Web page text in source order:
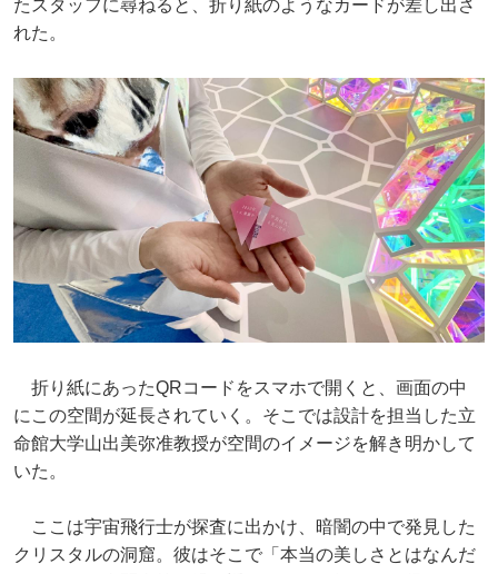
たスタッフに尋ねると、折り紙のようなカードが差し出さ
れた。
折り紙にあったQRコードをスマホで開くと、画面の中
にこの空間が延長されていく。そこでは設計を担当した立
命館大学山出美弥准教授が空間のイメージを解き明かして
いた。
ここは宇宙飛行士が探査に出かけ、暗闇の中で発見した
クリスタルの洞窟。彼はそこで「本当の美しさとはなんだ